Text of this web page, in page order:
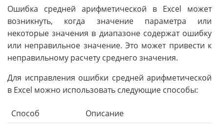
Ошибка средней арифметической в Excel может
возникнуть, когда значение параметра или
некоторые значения в диапазоне содержат ошибку
или неправильное значение. Это может привести к
неправильному расчету среднего значения.
Для исправления ошибки средней арифметической
в Excel можно использовать следующие способы:
Способ
Описание